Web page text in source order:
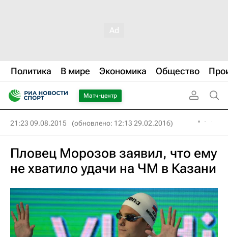
Политика В мире Экономика Общество
Матч-центр
21:23 09.08.2015 (обновлено: 12:13 29.02.2016)
Пловец Морозов заявил, что ему
не хватило удачи на ЧМ в Казани